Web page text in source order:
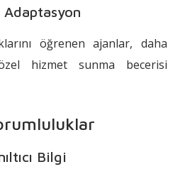
öğrenen ajanlar, daha
hizmet sunma becerisi
Bilgi